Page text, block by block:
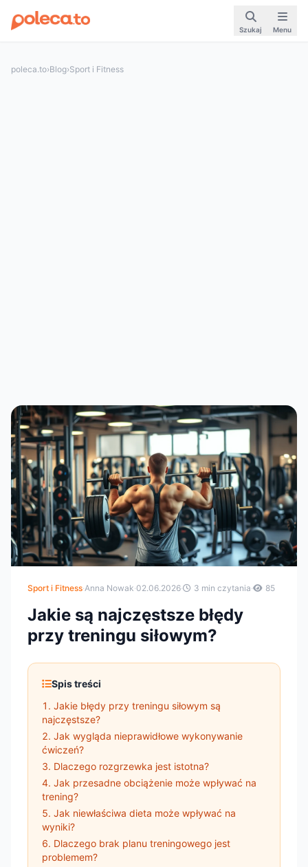
Szukaj Menu
poleca.to›Blog›Sport i Fitness
Sport i Fitness·Anna Nowak·02.06.2026· 3 min czytania· 85
Jakie są najczęstsze błędy
przy treningu siłowym?
Spis treści
Jakie błędy przy treningu siłowym są
najczęstsze?
Jak wygląda nieprawidłowe wykonywanie
ćwiczeń?
Dlaczego rozgrzewka jest istotna?
Jak przesadne obciążenie może wpływać na
trening?
Jak niewłaściwa dieta może wpływać na
wyniki?
Dlaczego brak planu treningowego jest
problemem?